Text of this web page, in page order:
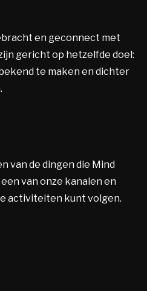
en geconnect met
gericht op hetzelfde doel:
te maken en dichter
van de dingen die Mind
van onze kanalen en
activiteiten kunt volgen.